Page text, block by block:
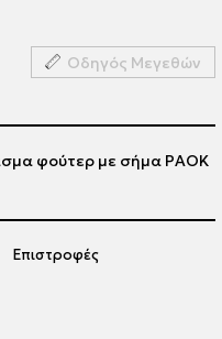
Οδηγός Μεγεθών
Επιστροφές
φούτερ με σήμα PAOK